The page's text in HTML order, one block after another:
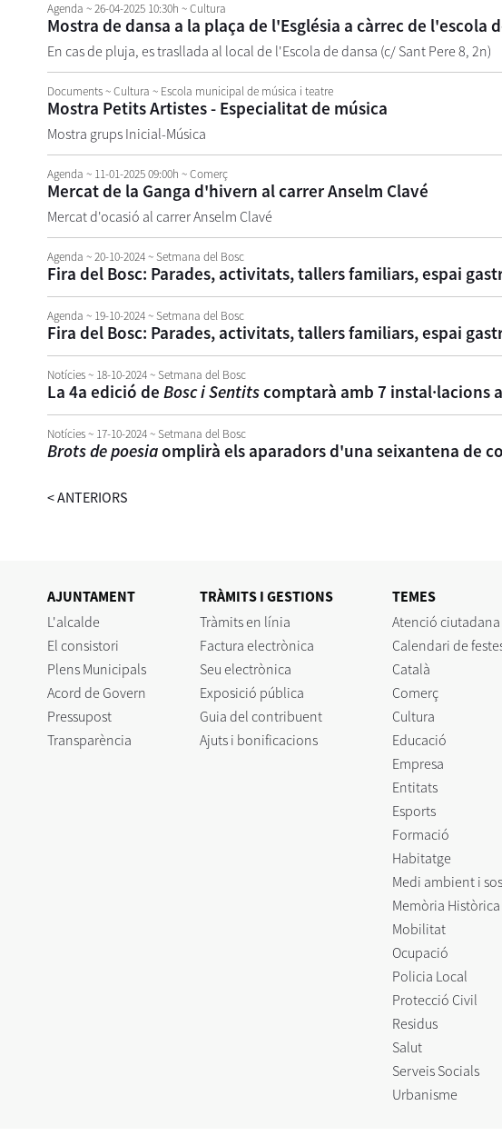
Agenda ~ 26-04-2025 10:30h ~ Cultura
Mostra de dansa a la plaça de l'Església a càrrec de l'escola
En cas de pluja, es trasllada al local de l'Escola de dansa (c/ Sant Pere 8, 2n)
Documents~ Cultura ~ Escola municipal de música i teatre
Mostra Petits Artistes - Especialitat de música
Mostra grups Inicial-Música
Agenda ~ 11-01-2025 09:00h ~ Comerç
Mercat de la Ganga d'hivern al carrer Anselm Clavé
Mercat d'ocasió al carrer Anselm Clavé
Agenda ~ 20-10-2024~ Setmana del Bosc
Fira del Bosc: Parades, activitats, tallers familiars, espai
Agenda ~ 19-10-2024~ Setmana del Bosc
Fira del Bosc: Parades, activitats, tallers familiars, espai
Notícies~ 18-10-2024~ Setmana del Bosc
La 4a edició de Bosc i Sentitscomptarà amb 7 instal·lacions
Notícies~ 17-10-2024~ Setmana del Bosc
Brots de poesiaomplirà els aparadors d'una seixantena de
<ANTERIORS
AJUNTAMENT
L'alcalde
El consistori
Plens Municipals
Acord de Govern
Pressupost
Transparència
TRÀMITS I GESTIONS
Tràmits en línia
Factura electrònica
Seu electrònica
Exposició pública
Guia del contribuent
Ajuts i bonificacions
TEMES
Atenció ciutadana
Calendari de
Català
Comerç
Cultura
Educació
Empresa
Entitats
Esports
Formació
Habitatge
Medi ambient i
Memòria Històrica
Mobilitat
Ocupació
Policia Local
Protecció Civil
Residus
Salut
Serveis Socials
Urbanisme